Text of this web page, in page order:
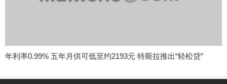
年利率0.99% 五年月供可低至约2193元 特斯拉推出“轻松贷”